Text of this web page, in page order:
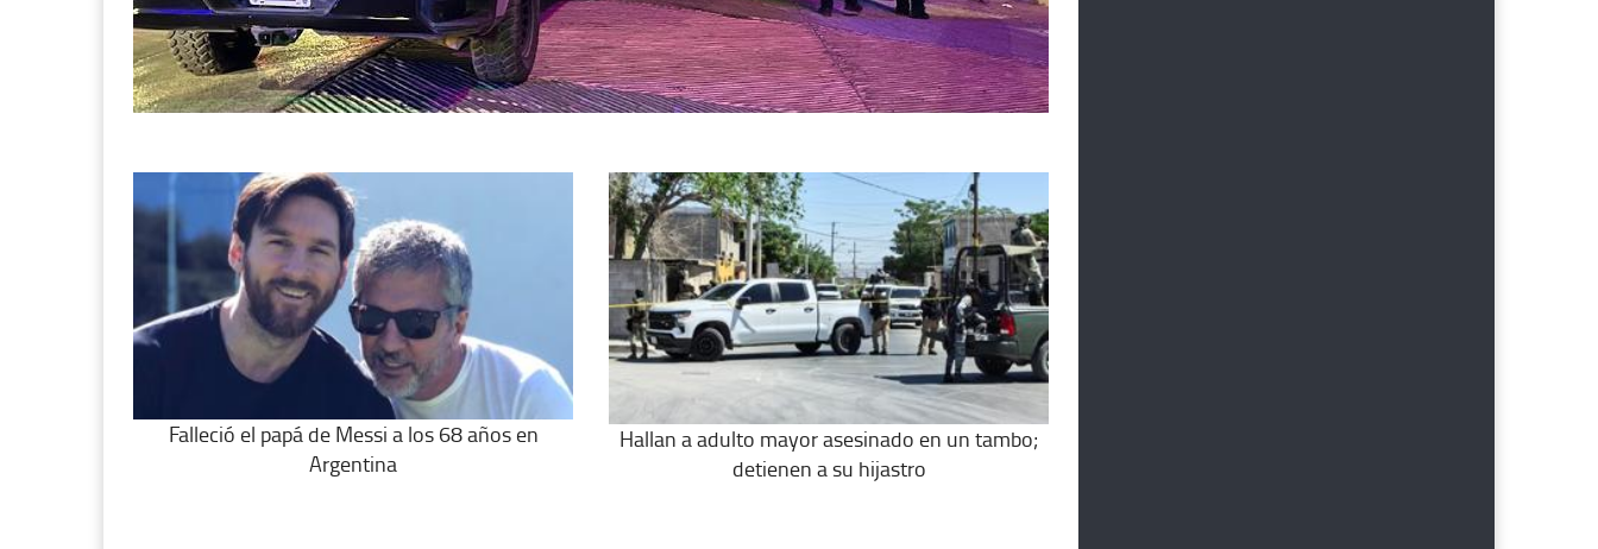
Falleció el papá de Messi a los 68 años en
Argentina
Hallan a adulto mayor asesinado en un tambo;
detienen a su hijastro